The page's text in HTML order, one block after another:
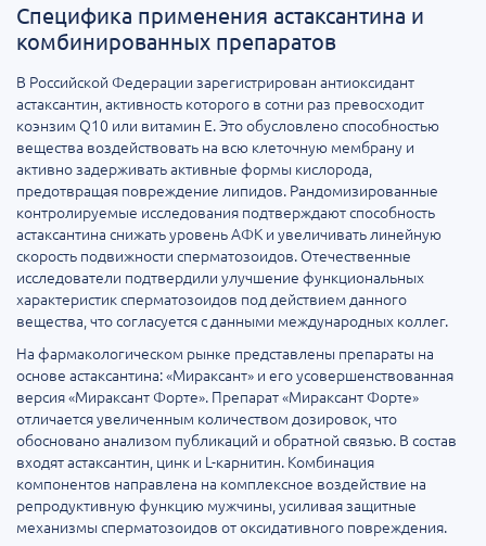
Специфика применения астаксантина и
комбинированных препаратов
В Российской Федерации зарегистрирован антиоксидант
астаксантин, активность которого в сотни раз превосходит
коэнзим Q10 или витамин Е. Это обусловлено способностью
вещества воздействовать на всю клеточную мембрану и
активно задерживать активные формы кислорода,
предотвращая повреждение липидов. Рандомизированные
контролируемые исследования подтверждают способность
астаксантина снижать уровень АФК и увеличивать линейную
скорость подвижности сперматозоидов. Отечественные
исследователи подтвердили улучшение функциональных
характеристик сперматозоидов под действием данного
вещества, что согласуется с данными международных коллег.
На фармакологическом рынке представлены препараты на
основе астаксантина: «Мираксант» и его усовершенствованная
версия «Мираксант Форте». Препарат «Мираксант Форте»
отличается увеличенным количеством дозировок, что
обосновано анализом публикаций и обратной связью. В состав
входят астаксантин, цинк и L-карнитин. Комбинация
компонентов направлена на комплексное воздействие на
репродуктивную функцию мужчины, усиливая защитные
механизмы сперматозоидов от оксидативного повреждения.